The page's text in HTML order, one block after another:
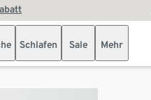
Schlafen Sale Mehr